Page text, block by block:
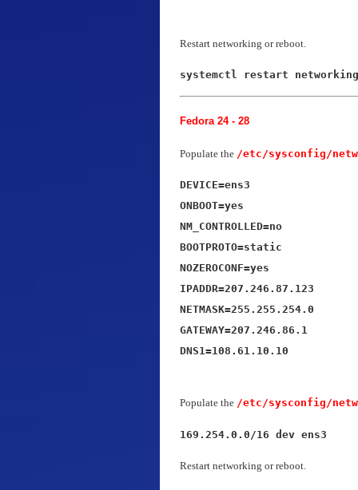
Restart networking or reboot.
systemctl restart
Fedora 24 - 28
Populate the /etc/sysconfig/
DEVICE=ens3
ONBOOT=yes
NM_CONTROLLED=no
BOOTPROTO=static
NOZEROCONF=yes
IPADDR=207.246.87.123
NETMASK=255.255.254.0
GATEWAY=207.246.86.1
DNS1=108.61.10.10
Populate the /etc/sysconfig/
169.254.0.0/16 dev ens3
Restart networking or reboot.